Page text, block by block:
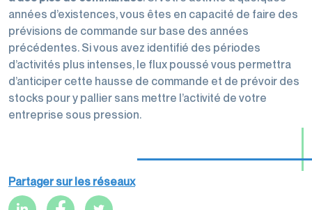
années d’existences, vous êtes en capacité de faire des
prévisions de commande sur base des années
précédentes. Si vous avez identifié des périodes
d’activités plus intenses, le flux poussé vous permettra
d’anticiper cette hausse de commande et de prévoir des
stocks pour y pallier sans mettre l’activité de votre
entreprise sous pression.
Partager sur les réseaux